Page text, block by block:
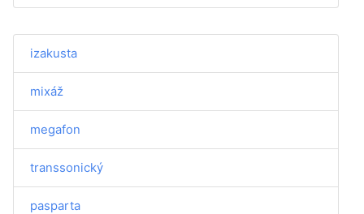
izakusta
mixáž
megafon
transsonický
pasparta